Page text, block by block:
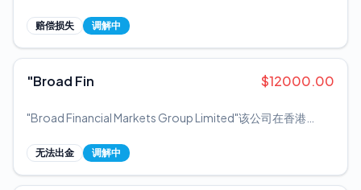
赔偿损失 调解中
"Broad Fin $12000.00
"Broad Financial Markets Group Limited"该公司在香港
2944818； 该网站网址：https://user.broad-
fx.com/public/login 我在今年1.12号出金6000美金，一直没
有扣款（正常情况是三个工作日内平台看到我的出金申请后先
无法出金 调解中